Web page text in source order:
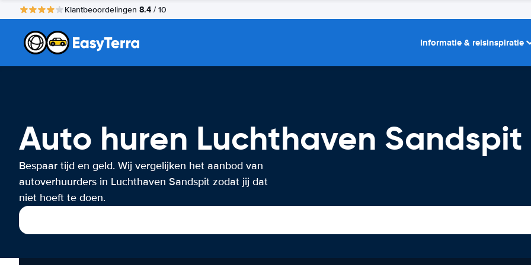
Klantbeoordelingen 8.4 / 10
Informatie & reisinspiratie
Auto huren Luchthaven Sandspit
Bespaar tijd en geld. Wij vergelijken het aanbod van
autoverhuurders in Luchthaven Sandspit zodat jij dat
niet hoeft te doen.